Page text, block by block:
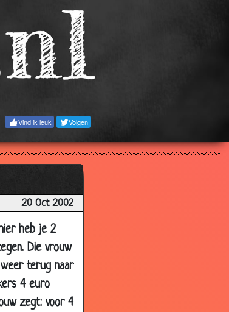
Vind ik leuk Volgen
20 Oct 2002
heb je 2
Die vrouw
terug naar
4 euro
zegt: voor 4
3.55
3.37
3.96
3.12
3.57
3.60
2.86
3.98
3.68
3.96